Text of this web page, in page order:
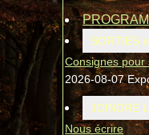
SORTIES
Consignes pour
2026-08-07
JOINDRE
Nous écrire